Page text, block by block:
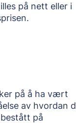
på nett eller i
på å ha vært
av hvordan
på